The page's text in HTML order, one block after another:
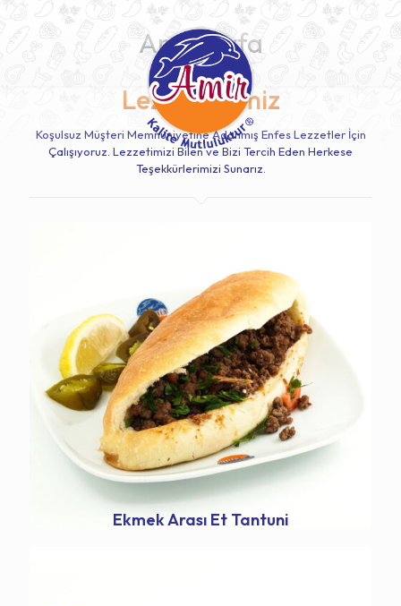
Ana Sayfa
Lezzetlerimiz
Koşulsuz Müşteri Memnuniyetine Adanmış Enfes Lezzetler İçin
Çalışıyoruz. Lezzetimizi Bilen ve Bizi Tercih Eden Herkese
Teşekkürlerimizi Sunarız.
Ekmek Arası Et Tantuni